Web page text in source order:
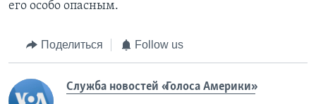
его особо опасным.
Поделиться Follow us
Служба новостей «Голоса Америки»